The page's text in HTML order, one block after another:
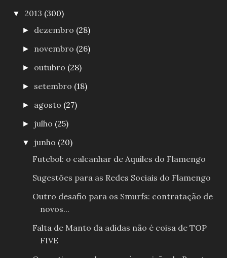
▼ 2013 (300)
► dezembro (28)
► novembro (26)
► outubro (28)
► setembro (18)
► agosto (27)
► julho (25)
▼ junho (20)
Futebol: o calcanhar de Aquiles do Flamengo
Sugestões para as Redes Sociais do Flamengo
Outro desafio para os Smurfs: contratação de
novos...
Falta de Manto da adidas não é coisa de TOP
FIVE